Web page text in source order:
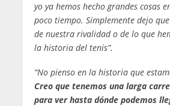
yo ya hemos hecho grandes cosas
poco tiempo. Simplemente dejo
de nuestra rivalidad o de lo que
la historia del tenis”.
“No pienso en la historia que
Creo que tenemos una larga
para ver hasta dónde podemos